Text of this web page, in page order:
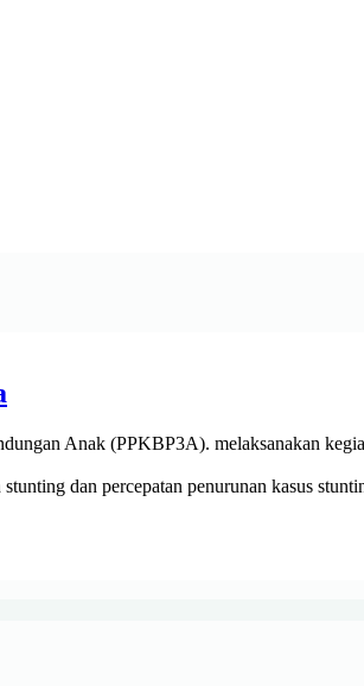
Anak (PPKBP3A). melaksanakan
dan percepatan penurunan kasus